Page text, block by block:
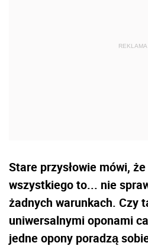
Stare przysłowie mówi,
wszystkiego to... nie
żadnych warunkach. Czy
uniwersalnymi oponami
jedne opony poradzą